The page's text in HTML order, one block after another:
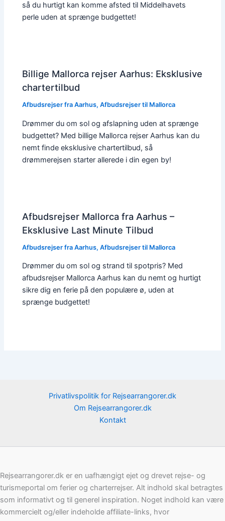
så du hurtigt kan komme afsted til Middelhavets
perle uden at sprænge budgettet!
Billige Mallorca rejser Aarhus: Eksklusive
chartertilbud
Afbudsrejser fra Aarhus,Afbudsrejser til Mallorca
Drømmer du om sol og afslapning uden at sprænge
budgettet? Med billige Mallorca rejser Aarhus kan du
nemt finde eksklusive chartertilbud, så
drømmerejsen starter allerede i din egen by!
Afbudsrejser Mallorca fra Aarhus –
Eksklusive Last Minute Tilbud
Afbudsrejser fra Aarhus,Afbudsrejser til Mallorca
Drømmer du om sol og strand til spotpris? Med
afbudsrejser Mallorca Aarhus kan du nemt og hurtigt
sikre dig en ferie på den populære ø, uden at
sprænge budgettet!
Privatlivspolitik for Rejsearrangorer.dk
Om Rejsearrangorer.dk
Kontakt
Rejsearrangorer.dk er en uafhængigt ejet og drevet rejse- og
turismeportal om ferier og charterrejser. Alt indhold skal betragtes
som informativt og til generel inspiration. Noget indhold kan være
kommercielt og/eller indeholde affiliate-links, hvor